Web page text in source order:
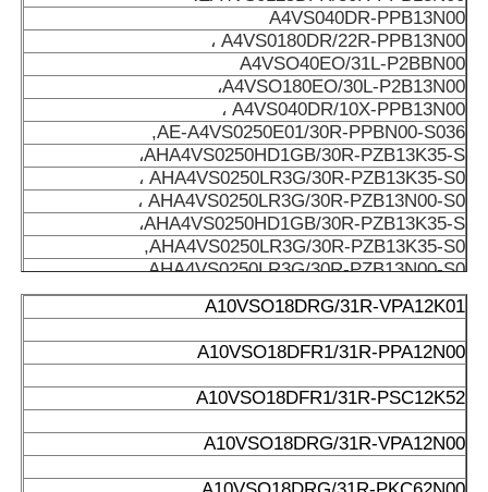
A4VS040DR-PPB13N00
A4VS0180DR/22R-PPB13N00 ،
A4VSO40EO/31L-P2BBN00
A4VSO180EO/30L-P2B13N00،
A4VS040DR/10X-PPB13N00 ،
AE-A4VS0250E01/30R-PPBN00-S036,
AHA4VS0250HD1GB/30R-PZB13K35-S،
AHA4VS0250LR3G/30R-PZB13K35-S0 ،
AHA4VS0250LR3G/30R-PZB13N00-S0 ،
AHA4VS0250HD1GB/30R-PZB13K35-S،
AHA4VS0250LR3G/30R-PZB13K35-S0,
AHA4VS0250LR3G/30R-PZB13N00-S0,
A4VS0500HSK/30L-PPH13N0010SET،
E-A4VS040DR/10R-PPB13NOO،
A4VS0125DR30R-PPB13N00 ،
A4VS0250DRG/30R-PPB13N00،
E-A4VS0180DR/30R-PPB13N00،
A4VS0500HSK/30L-PPH13N0010SET،
A4VS0500HSK/30R-PPH13N0010SET،
A4VS0125DR30R-PPB13N00،
A4VS0500HSK/30R-PPH13N0010SET،
A10VSO18DRG/31R-VPA12K01
A10VSO18DFR1/31R-PPA12N00
A10VSO18DFR1/31R-PSC12K52
A10VSO18DRG/31R-VPA12N00